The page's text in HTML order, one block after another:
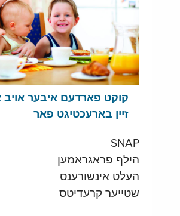
קוקט פארדעם איבער אויב
זיין בארעכטיגט פאר
SNAP
הילף פראגראמען
העלט אינשורענס
שטייער קרעדיטס